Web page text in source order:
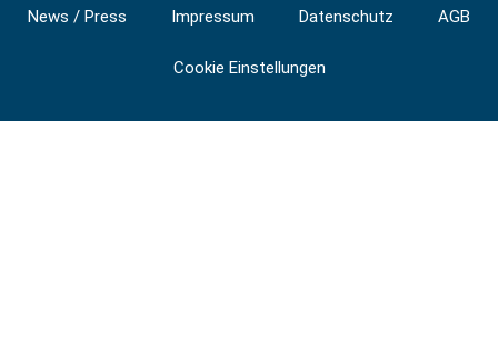
News / Press Impressum Datenschutz AGB
Cookie Einstellungen